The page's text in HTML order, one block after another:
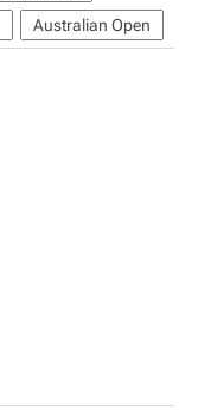
Australian Open